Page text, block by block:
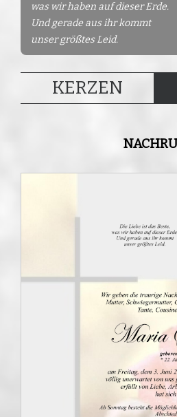
was wir haben auf dieser Erde.
Und gerade aus ihr kommt
unser größtes Leid.
KERZEN